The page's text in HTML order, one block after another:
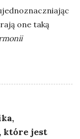
one taką
które jest